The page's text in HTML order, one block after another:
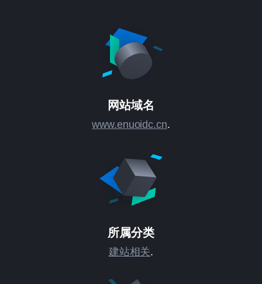
网站域名
www.enuoidc.cn.
所属分类
建站相关.